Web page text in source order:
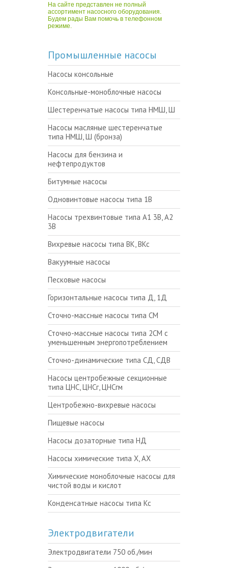
На сайте представлен не полный
ассортимент насосного оборудования.
Будем рады Вам помочь в телефонном
режиме.
Промышленные насосы
Насосы консольные
Консольные-моноблочные насосы
Шестеренчатые насосы типа НМШ, Ш
Насосы масляные шестеренчатые
типа НМШ, Ш (бронза)
Насосы для бензина и
нефтепродуктов
Битумные насосы
Одновинтовые насосы типа 1В
Насосы трехвинтовые типа А1 3В, А2
3В
Вихревые насосы типа ВК, ВКс
Вакуумные насосы
Песковые насосы
Горизонтальные насосы типа Д, 1Д
Сточно-массные насосы типа СМ
Сточно-массные насосы типа 2СМ с
уменьшенным энергопотреблением
Сточно-динамические типа СД, СДВ
Насосы центробежные секционные
типа ЦНС, ЦНСг, ЦНСгм
Центробежно-вихревые насосы
Пищевые насосы
Насосы дозаторные типа НД
Насосы химические типа Х, АХ
Химические моноблочные насосы для
чистой воды и кислот
Конденсатные насосы типа Кс
Электродвигатели
Электродвигатели 750 об./мин